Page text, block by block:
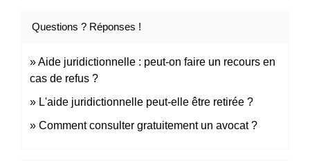
Questions ? Réponses !
Aide juridictionnelle : peut-on faire un recours en
cas de refus ?
L'aide juridictionnelle peut-elle être retirée ?
Comment consulter gratuitement un avocat ?